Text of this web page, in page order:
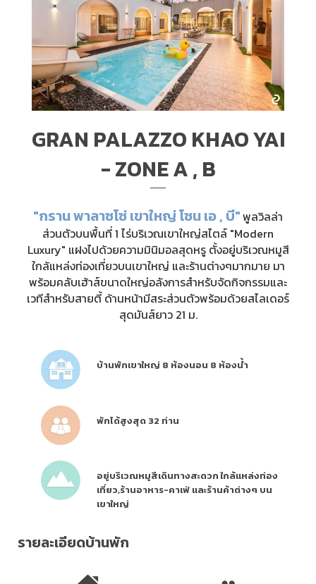
GRAN PALAZZO KHAO YAI
- ZONE A , B
"กราน พาลาซโซ่ เขาใหญ่ โซน เอ , บี"พูลวิลล่า
ส่วนตัวบนพื้นที่ 1 ไร่บริเวณเขาใหญ่สไตล์ "Modern
Luxury" แฝงไปด้วยความมินิมอลสุดหรู ตั้งอยู่บริเวณหมูสี
ใกล้แหล่งท่องเที่ยวบนเขาใหญ่ และร้านต่างๆมากมาย มา
พร้อมคลับเฮ้าส์ขนาดใหญ่อลังการสำหรับจัดกิจกรรมและ
เวทีสำหรับสายตี้ ด้านหน้ามีสระส่วนตัวพร้อมด้วยสไลเดอร์
สุดมันส์ยาว 21 ม.
บ้านพักเขาใหญ่ 8 ห้องนอน 8 ห้องน้ำ
พักได้สูงสุด 32 ท่าน
อยู่บริเวณหมูสีเดินทางสะดวก ใกล้แหล่งท่อง
เที่ยว,ร้านอาหาร-คาเฟ่ และร้านค้าต่างๆ บน
เขาใหญ่
รายละเอียดบ้านพัก